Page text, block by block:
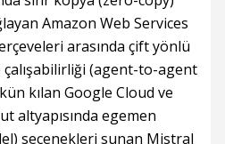
Amazon Web Services
arasında çift yönlü
(agent-to-agent
kılan Google Cloud ve
altyapısında egemen
seçenekleri sunan Mistral